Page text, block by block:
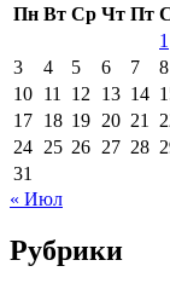
Пн Вт Ср Чт Пт
1
3
4 5 6 7 8
10 11 12 13 14
17 18 19 20 21
24 25 26 27 28
31
« Июл
Рубрики